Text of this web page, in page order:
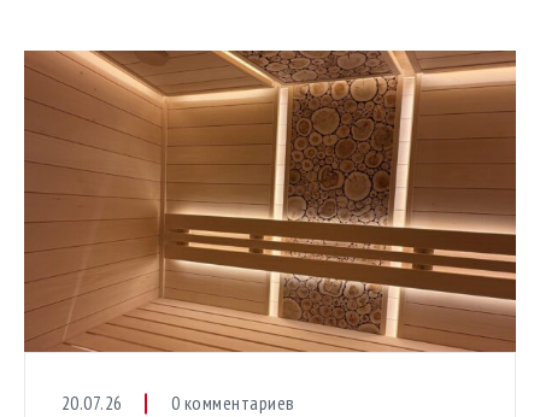
20.07.26 0 комментариев